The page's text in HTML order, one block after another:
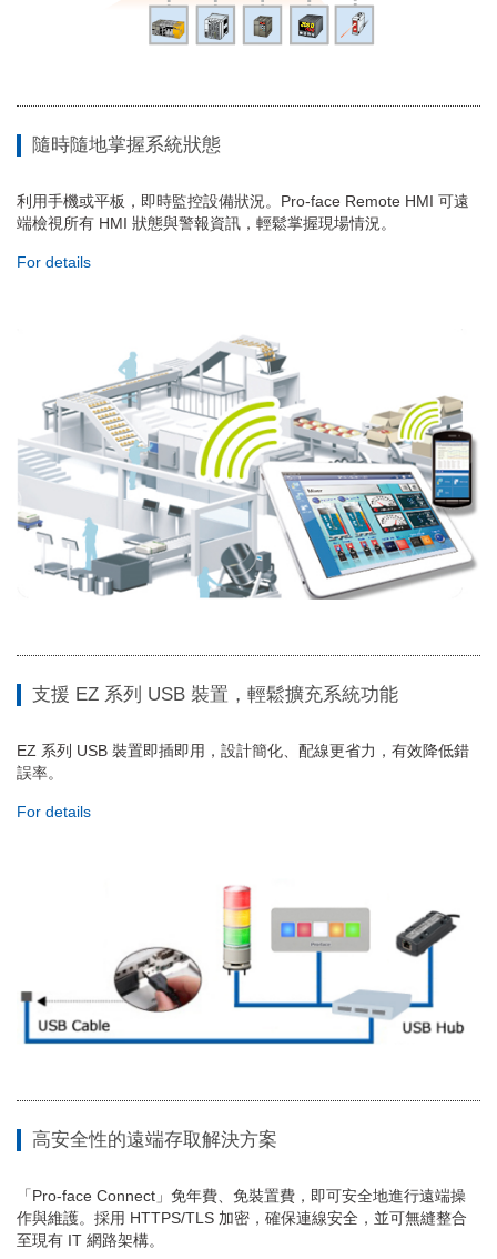
隨時隨地掌握系統狀態
利用手機或平板，即時監控設備狀況。Pro-face Remote HMI 可遠
端檢視所有 HMI 狀態與警報資訊，輕鬆掌握現場情況。
For details
支援 EZ 系列 USB 裝置，輕鬆擴充系統功能
EZ 系列 USB 裝置即插即用，設計簡化、配線更省力，有效降低錯
誤率。
For details
高安全性的遠端存取解決方案
「Pro-face Connect」免年費、免裝置費，即可安全地進行遠端操
作與維護。採用 HTTPS/TLS 加密，確保連線安全，並可無縫整合
至現有 IT 網路架構。